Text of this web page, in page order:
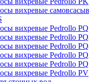
вихревые
вихревые Pedrollo PQ
вихревые Pedrollo
вихревые Pedrollo
вихревые Pedrollo
вихревые Pedrollo PQ
вихревые Pedrollo PV